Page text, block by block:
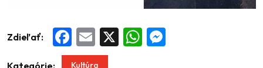
Zdieľať: Facebook
Email WhatsApp
Kultúra